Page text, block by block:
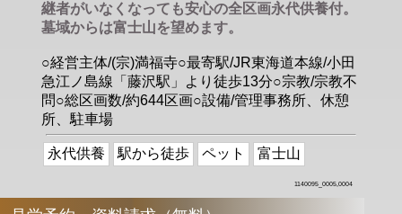
継者がいなくなっても安心の全区画永代供養付。
墓域からは富士山を望めます。
○経営主体/(宗)満福寺○最寄駅/JR東海道本線/小田
急江ノ島線「藤沢駅」より徒歩13分○宗教/宗教不
問○総区画数/約644区画○設備/管理事務所、休憩
所、駐車場
永代供養 駅から徒歩 ペット 富士山
1140095_0005,0004